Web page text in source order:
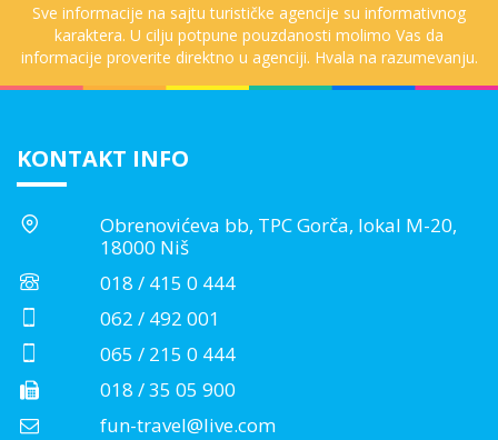
Sve informacije na sajtu turističke agencije su informativnog
karaktera. U cilju potpune pouzdanosti molimo Vas da
informacije proverite direktno u agenciji. Hvala na razumevanju.
KONTAKT INFO
Obrenovićeva bb, TPC Gorča, lokal M-20,
18000 Niš
018 / 415 0 444
062 / 492 001
065 / 215 0 444
018 / 35 05 900
fun-travel@live.com